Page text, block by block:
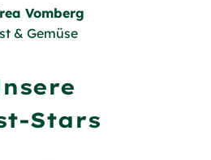
Vomberg
& Gemüse
Stars